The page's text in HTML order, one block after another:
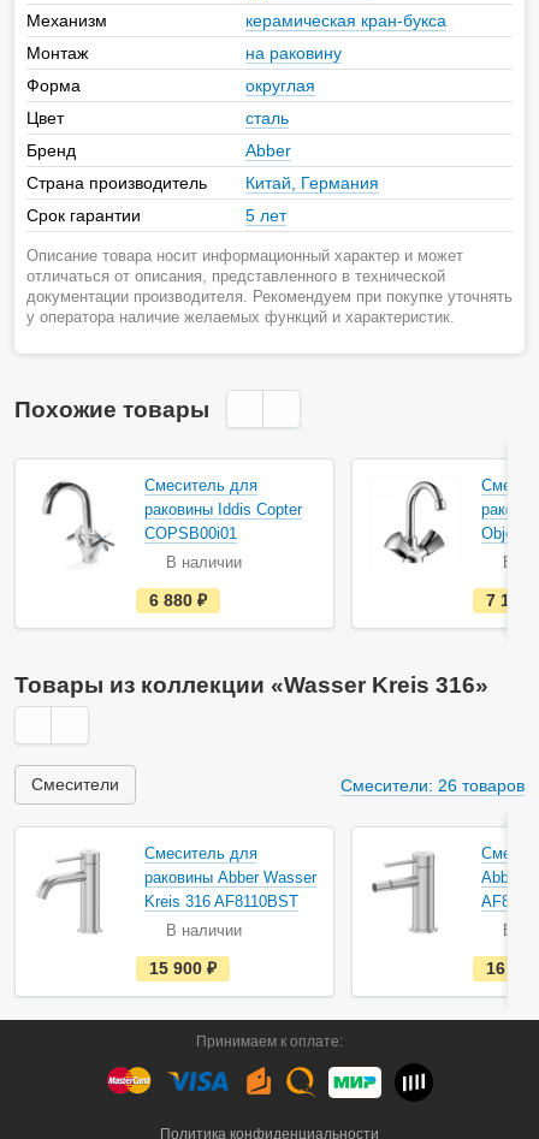
Механизм
керамическая кран-букса
Монтаж
на раковину
Форма
округлая
Цвет
сталь
Бренд
Abber
Страна производитель
Китай, Германия
Срок гарантии
5 лет
Описание товара носит информационный характер и может
отличаться от описания, представленного в технической
документации производителя. Рекомендуем при покупке уточнять
у оператора наличие желаемых функций и характеристик.
Похожие товары
Акция
Смеситель для
раковины Iddis Copter
COPSB00i01
В наличии
е
с
т
н
а
6 880
Object
В
7 190
Товары из коллекции «Wasser Kreis 316»
Смесители Смесители: 26 товаров
Смеситель для
раковины Abber Wasser
Kreis 316 AF8110BST
В наличии
е
с
т
н
л
и
15 900
Abber
В
16
Принимаем к оплате:
Политика конфиденциальности